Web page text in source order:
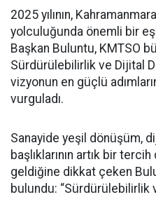
2025 yılının,
yolculuğunda önemli bir
Başkan Buluntu, KMTSO
Sürdürülebilirlik ve Dijital
vizyonun en güçlü
vurguladı.
Sanayide yeşil dönüşüm,
başlıklarının artık bir
geldiğine dikkat çeken
bulundu: “Sürdürülebilirlik